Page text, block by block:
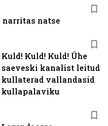
Kuld! Kuld! Kuld! Ühe
saeveski kanalist leitud
kullaterad vallandasid
kullapalaviku
narritas natse